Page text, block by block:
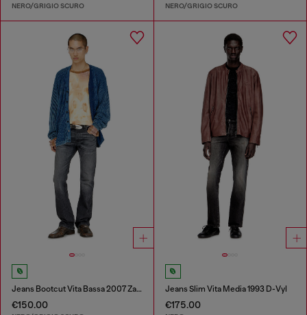
NERO/GRIGIO SCURO NERO/GRIGIO SCURO
Jeans Bootcut Vita Bassa 2007 Zatiny
€150.00
Jeans Slim Vita Media 1993 D-Vyl
€175.00